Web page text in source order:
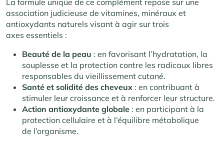
association judicieuse de vitamines, minéraux et
antioxydants naturels visant à agir sur trois
axes essentiels :
Beauté de la peau : en favorisant l’hydratation, la
souplesse et la protection contre les radicaux libres
responsables du vieillissement cutané.
Santé et solidité des cheveux : en contribuant à
stimuler leur croissance et à renforcer leur structure.
Action antioxydante globale : en participant à la
protection cellulaire et à l’équilibre métabolique
de l’organisme.